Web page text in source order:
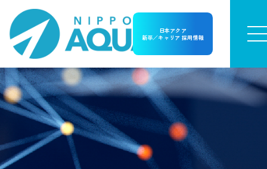
日本アクア
新卒／キャリア 採用情報